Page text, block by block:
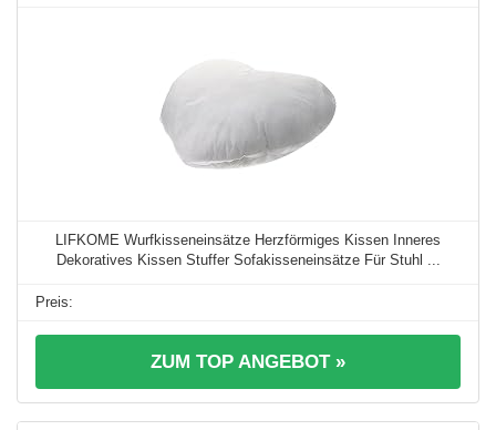
LIFKOME Wurfkisseneinsätze Herzförmiges Kissen Inneres
Dekoratives Kissen Stuffer Sofakisseneinsätze Für Stuhl ...
ZUM TOP ANGEBOT »